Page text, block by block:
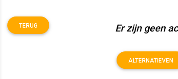
TERUG Er zijn geen
ALTERNATIEVEN